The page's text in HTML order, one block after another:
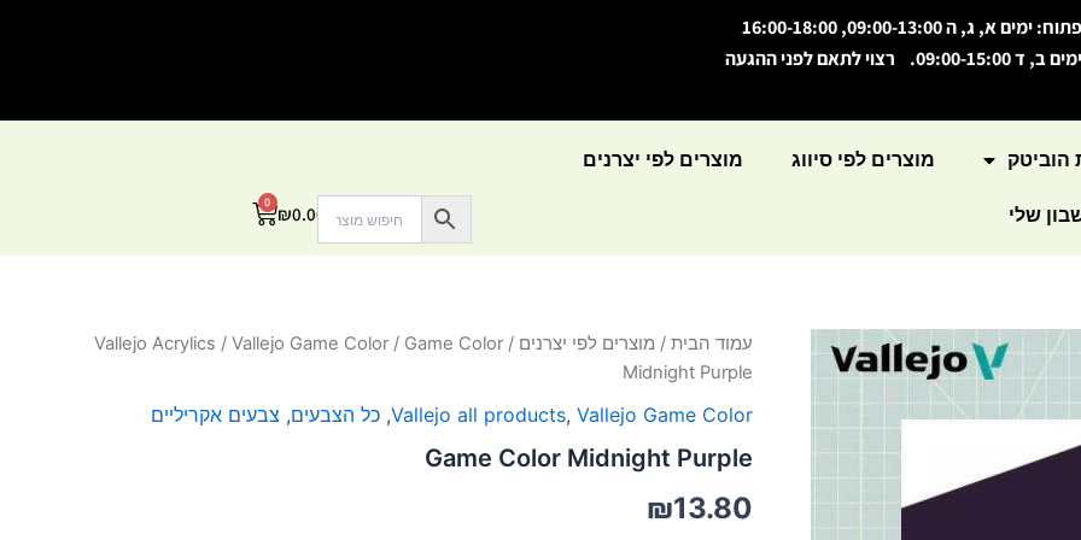
פתוח: ימים א, ג, ה 09:00-13:00, 16:00-18:00
ימים ב, ד 09:00-15:00. רצוי לתאם לפני ההגעה
הוביטק מוצרים לפי סיווג מוצרים לפי יצרנים
שלי ₪0.00
0
עגלת
עמוד הבית / מוצרים לפי יצרנים /
Vallejo Acrylics / Vallejo Game Color / Game Color
Midnight Purple
Vallejo all products, Vallejo Game Color
, כל הצבעים, צבעים אקריליים
Game Color Midnight Purple
₪13.80
כמות
של
Game
Color
Purple